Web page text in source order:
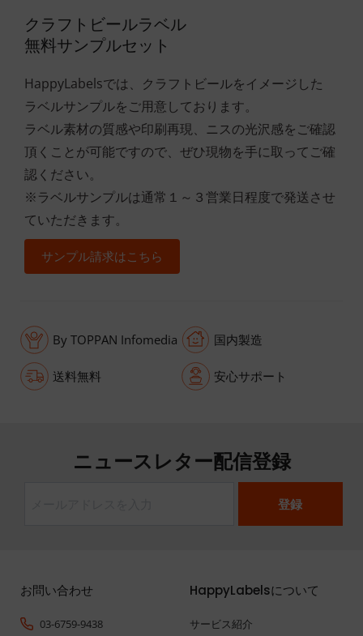
クラフトビールラベル
無料サンプルセット
HappyLabelsでは、クラフトビールをイメージした
ラベルサンプルをご用意しております。
ラベル素材の質感や印刷再現、ニスの光沢感をご確認
頂くことが可能ですので、ぜひ現物を手に取ってご確
認ください。
※ラベルサンプルは通常１～３営業日程度で発送させ
ていただきます。
サンプル請求はこちら
By TOPPAN Infomedia 国内製造
送料無料 安心サポート
ニュースレター配信登録
お問い合わせ
03-6759-9438
HappyLabelsについて
サービス紹介